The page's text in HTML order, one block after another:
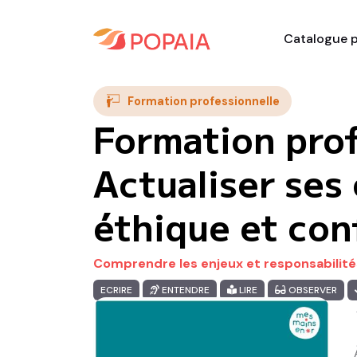
Catalogue
Formation professionnelle
Formation
Actualiser ses
éthique et
Comprendre les enjeux et
ECRIRE ENTENDRE LIRE OBSERVER